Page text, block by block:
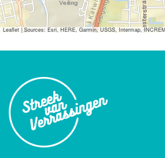
Leaflet |Sources: Esri, HERE, Garmin, USGS, Intermap,